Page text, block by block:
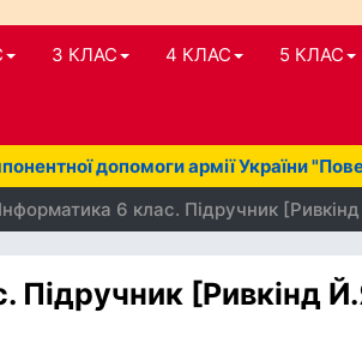
3 КЛАС 4 КЛАС 5 КЛАС
допомоги армії України
6 клас. Підручник
Підручник [Ривкінд